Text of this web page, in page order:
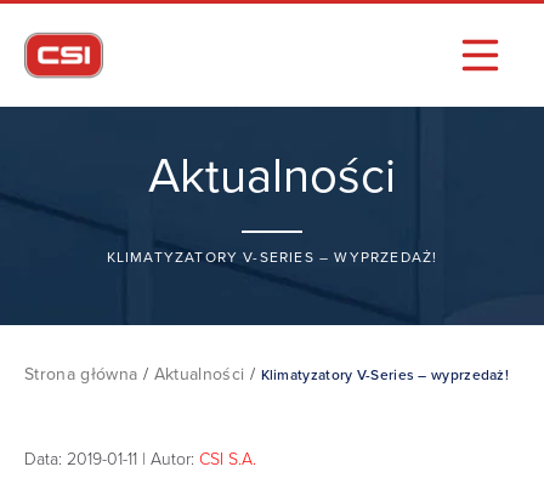
Aktualności
KLIMATYZATORY V-SERIES – WYPRZEDAŻ!
Strona główna / Aktualności / Klimatyzatory V-Series – wyprzedaż!
Data: 2019-01-11 | Autor: CSI S.A.